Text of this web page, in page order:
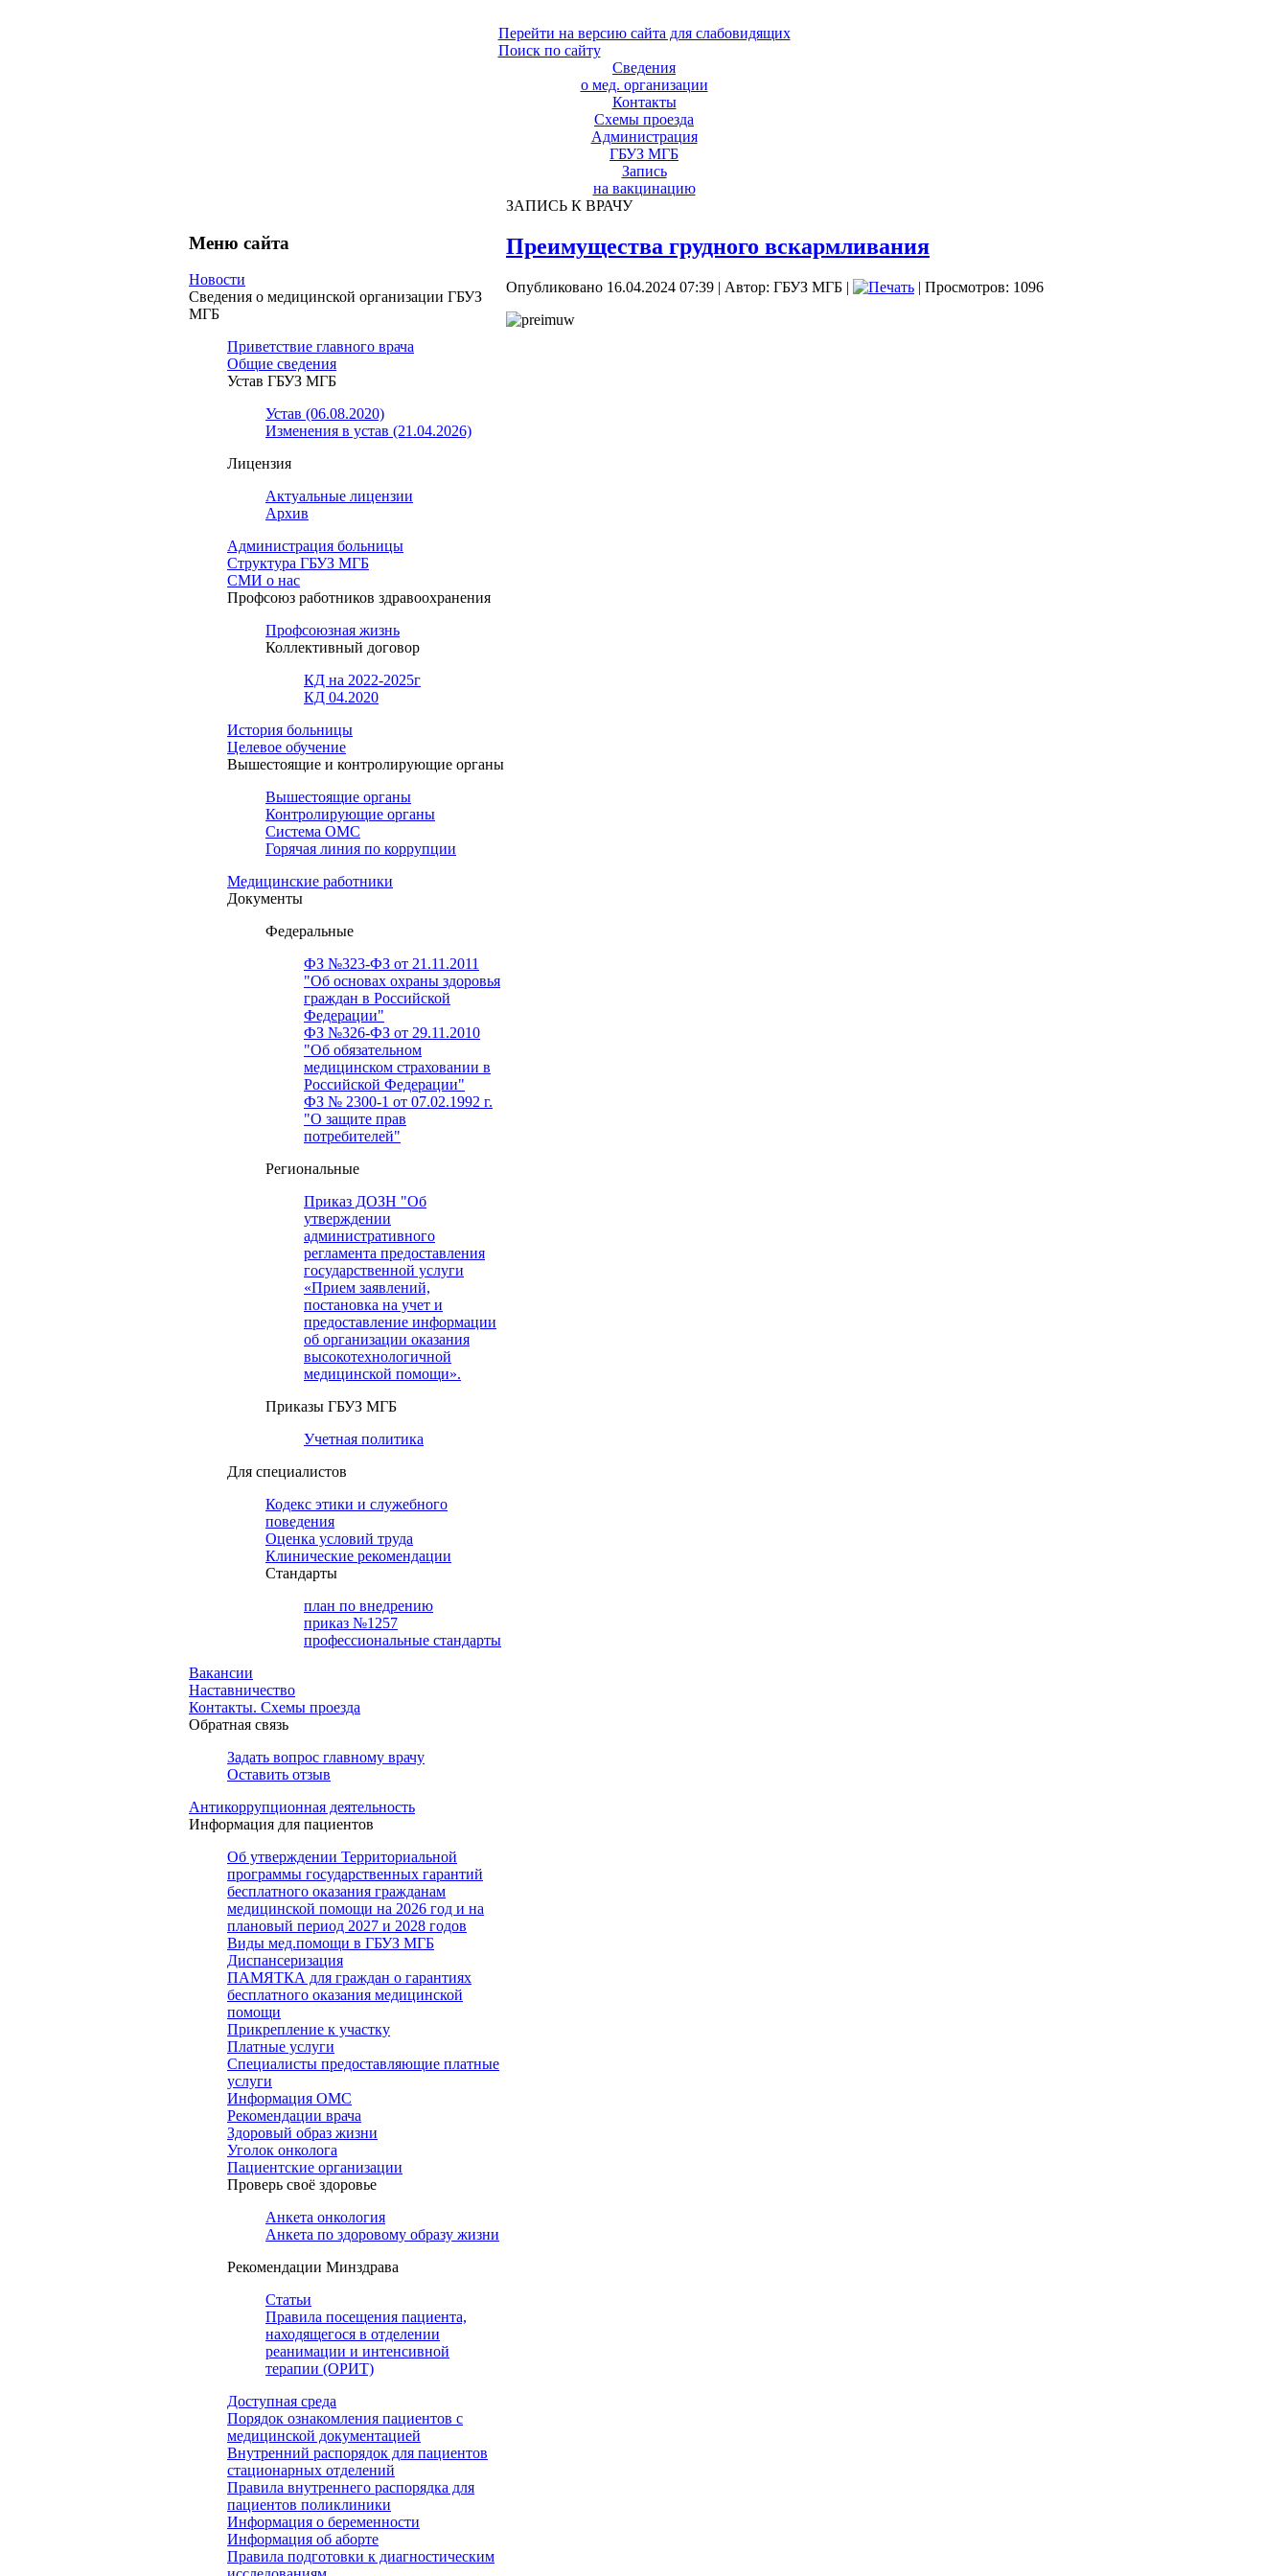
Перейти на версию сайта для слабовидящих
Поиск по сайту
Сведения
о мед. организации
Контакты
Схемы проезда
Администрация
ГБУЗ МГБ
Запись
на вакцинацию
ЗАПИСЬ К ВРАЧУ
Меню сайта
Новости
Сведения о медицинской организации ГБУЗ
МГБ
Приветствие главного врача
Общие сведения
Устав ГБУЗ МГБ
Устав (06.08.2020)
Изменения в устав (21.04.2026)
Лицензия
Актуальные лицензии
Архив
Администрация больницы
Структура ГБУЗ МГБ
СМИ о нас
Профсоюз работников здравоохранения
Профсоюзная жизнь
Коллективный договор
КД на 2022-2025г
КД 04.2020
История больницы
Целевое обучение
Вышестоящие и контролирующие органы
Вышестоящие органы
Контролирующие органы
Система ОМС
Горячая линия по коррупции
Медицинские работники
Документы
Федеральные
ФЗ №323-ФЗ от 21.11.2011
"Об основах охраны здоровья
граждан в Российской
Федерации"
ФЗ №326-ФЗ от 29.11.2010
"Об обязательном
медицинском страховании в
Российской Федерации"
ФЗ № 2300-1 от 07.02.1992 г.
"О защите прав
потребителей"
Региональные
Приказ ДОЗН "Об
утверждении
административного
регламента предоставления
государственной услуги
«Прием заявлений,
постановка на учет и
предоставление информации
об организации оказания
высокотехнологичной
медицинской помощи».
Приказы ГБУЗ МГБ
Учетная политика
Для специалистов
Кодекс этики и служебного
поведения
Оценка условий труда
Клинические рекомендации
Cтандарты
план по внедрению
приказ №1257
профессиональные стандарты
Вакансии
Наставничество
Контакты. Схемы проезда
Обратная связь
Задать вопрос главному врачу
Оставить отзыв
Антикоррупционная деятельность
Информация для пациентов
Об утверждении Территориальной
программы государственных гарантий
бесплатного оказания гражданам
медицинской помощи на 2026 год и на
плановый период 2027 и 2028 годов
Виды мед.помощи в ГБУЗ МГБ
Диспансеризация
ПАМЯТКА для граждан о гарантиях
бесплатного оказания медицинской
помощи
Прикрепление к участку
Платные услуги
Специалисты предоставляющие платные
услуги
Информация ОМС
Рекомендации врача
Здоровый образ жизни
Уголок онколога
Пациентские организации
Проверь своё здоровье
Анкета онкология
Анкета по здоровому образу жизни
Рекомендации Минздрава
Статьи
Правила посещения пациента,
находящегося в отделении
реанимации и интенсивной
терапии (ОРИТ)
Доступная среда
Порядок ознакомления пациентов с
медицинской документацией
Внутренний распорядок для пациентов
стационарных отделений
Правила внутреннего распорядка для
пациентов поликлиники
Информация о беременности
Информация об аборте
Правила подготовки к диагностическим
Преимущества грудного вскармливания
Опубликовано 16.04.2024 07:39 | Автор: ГБУЗ МГБ | | Просмотров: 1096